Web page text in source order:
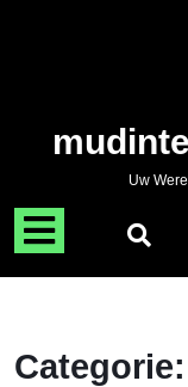
Uw
Menu
openen
Categorie: